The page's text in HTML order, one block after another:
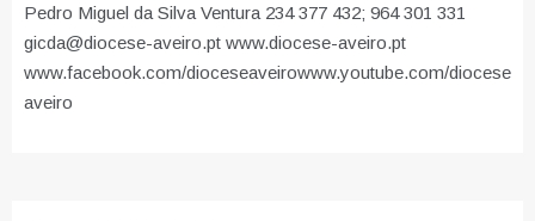
Pedro Miguel da Silva Ventura 234 377 432; 964 301 331
gicda@diocese-aveiro.pt www.diocese-aveiro.pt
www.facebook.com/dioceseaveirowww.youtube.com/diocese
aveiro